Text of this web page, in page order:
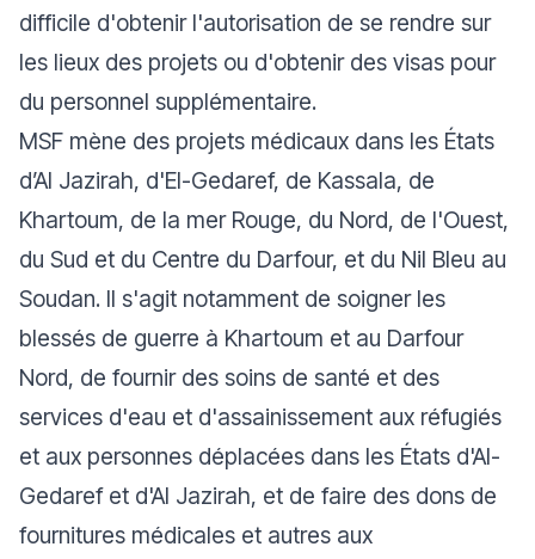
difficile d'obtenir l'autorisation de se rendre sur
les lieux des projets ou d'obtenir des visas pour
du personnel supplémentaire.
MSF mène des projets médicaux dans les États
d’Al Jazirah, d'El-Gedaref, de Kassala, de
Khartoum, de la mer Rouge, du Nord, de l'Ouest,
du Sud et du Centre du Darfour, et du Nil Bleu au
Soudan. Il s'agit notamment de soigner les
blessés de guerre à Khartoum et au Darfour
Nord, de fournir des soins de santé et des
services d'eau et d'assainissement aux réfugiés
et aux personnes déplacées dans les États d'Al-
Gedaref et d'Al Jazirah, et de faire des dons de
fournitures médicales et autres aux